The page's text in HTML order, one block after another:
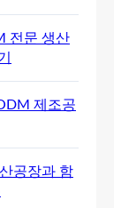
전문 생산
제조공
공장과 함